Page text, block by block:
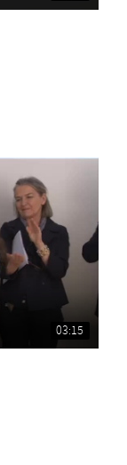
03:15